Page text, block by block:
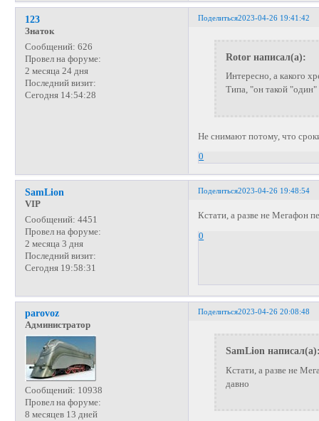
Поделиться2023-04-26 19:41:42
123
Знаток
Сообщений: 626
Провел на форуме:
2 месяца 24 дня
Последний визит:
Сегодня 14:54:28
Rotor написал(а):
Интересно, а какого
Типа, "он такой "один"
Не снимают потому, что
0
Поделиться2023-04-26 19:48:54
SamLion
VIP
Сообщений: 4451
Провел на форуме:
2 месяца 3 дня
Последний визит:
Сегодня 19:58:31
Кстати, а разве не Мегафон
0
Поделиться2023-04-26 20:08:48
parovoz
Администратор
Сообщений: 10938
Провел на форуме:
8 месяцев 13 дней
SamLion
Кстати, а разве не
давно